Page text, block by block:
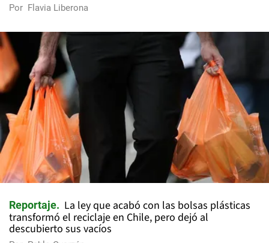
Por Flavia Liberona
Reportaje
La ley que acabó con las bolsas plásticas
transformó el reciclaje en Chile, pero dejó al
descubierto sus vacíos